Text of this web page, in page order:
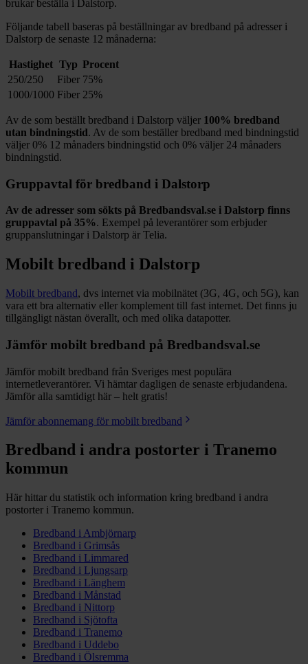
brukar beställa i Dalstorp.
Följande tabell baseras på beställningar av bredband på adresser i
Dalstorp de senaste 12 månaderna:
Hastighet Typ Procent
250/250
Fiber 75%
1000/1000 Fiber 25%
Av de som beställt bredband i Dalstorp väljer 100% bredband
utan bindningstid. Av de som beställer bredband med bindningstid
väljer 0% 12 månaders bindningstid och 0% väljer 24 månaders
bindningstid.
Gruppavtal för bredband i Dalstorp
Av de adresser som sökts på Bredbandsval.se i Dalstorp finns
gruppavtal på 35%. Exempel på leverantörer som erbjuder
gruppanslutningar i Dalstorp är Telia.
Mobilt bredband i Dalstorp
Mobilt bredband, dvs internet via mobilnätet (3G, 4G, och 5G), kan
vara ett bra alternativ eller komplement till fast internet. Det finns ju
tillgängligt nästan överallt, och med olika datapotter.
Jämför mobilt bredband på Bredbandsval.se
Jämför mobilt bredband från Sveriges mest populära
internetleverantörer. Vi hämtar dagligen de senaste erbjudandena.
Jämför alla samtidigt här – helt gratis!
Jämför abonnemang för mobilt bredband
Bredband i andra postorter i Tranemo
kommun
Här hittar du statistik och information kring bredband i andra
postorter i Tranemo kommun.
Bredband i Ambjörnarp
Bredband i Grimsås
Bredband i Limmared
Bredband i Ljungsarp
Bredband i Länghem
Bredband i Månstad
Bredband i Nittorp
Bredband i Sjötofta
Bredband i Tranemo
Bredband i Uddebo
Bredband i Ölsremma